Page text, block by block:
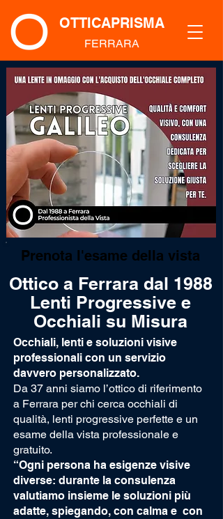
OTTICAPRISMA
FERRARA
Prenota l'esame della vista
Ottico a Ferrara dal 1988
Lenti Progressive e
Occhiali su Misura
Occhiali, lenti e soluzioni visive
professionali con un servizio
davvero personalizzato.
Da 37 anni siamo l’ottico di riferimento
a Ferrara per chi cerca occhiali di
qualità, lenti progressive perfette e un
esame della vista professionale e
gratuito.
“Ogni persona ha esigenze visive
diverse: durante la consulenza
valutiamo insieme le soluzioni più
adatte, spiegando, con calma e con